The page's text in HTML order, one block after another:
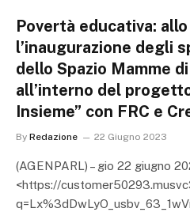
Povertà educativa:
l’inaugurazione degli
dello Spazio Mamme
all’interno del
Insieme” con FRC e
By Redazione 22 Giugno 2023
(AGENPARL) – gio 22 giugno
<https://